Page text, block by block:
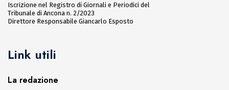
Iscrizione nel Registro di Giornali e Periodici del
Tribunale di Ancona n. 2/2023
Direttore Responsabile Giancarlo Esposto
Link utili
La redazione